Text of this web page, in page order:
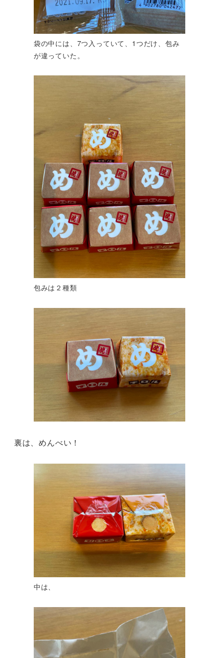
袋の中には、7つ入っていて、1つだけ、包み
が違っていた。
包みは２種類
裏は、めんべい！
中は、